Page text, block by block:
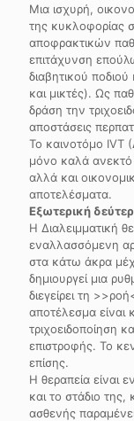
Μια ισχυρή,
της κυκλοφορίας
αποφρακτικών
επιτάχυνση
διαβητικού
και μικτές). Ως
δράση την
αποστάσεις
Το καινοτόμο IVT
μόνο καλά
αλλά και
αποτελέσματα.
Εξωτερική
Η Διαλειμματική
εναλλασσόμενη
στα κάτω άκρα
δημιουργεί μια
διεγείρει τη
αποτέλεσμα είναι
τριχοειδοποίηση
επιστροφής. Το
επίσης.
Η θεραπεία είναι
και το στάδιο
ασθενής